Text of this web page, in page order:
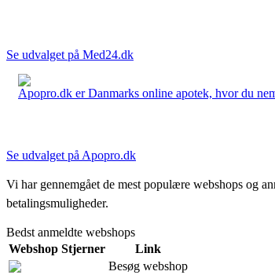
Se udvalget på Med24.dk
Apopro.dk er Danmarks online apotek, hvor du
Se udvalget på Apopro.dk
Vi har gennemgået de mest populære webshops og
betalingsmuligheder.
Bedst anmeldte webshops
Webshop Stjerner
Link
Besøg webshop